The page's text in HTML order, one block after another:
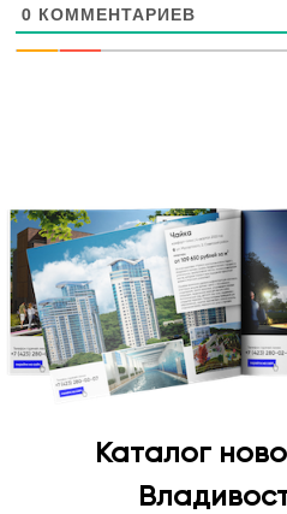
0 КОММЕНТАРИЕВ
Каталог